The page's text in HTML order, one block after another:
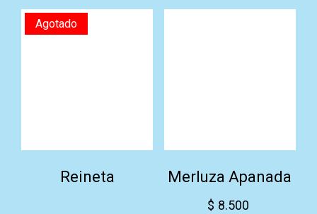
Agotado
Reineta Merluza Apanada
$ 8.500